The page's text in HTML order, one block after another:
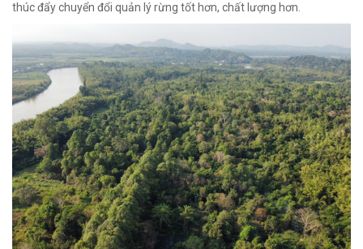
thúc đẩy chuyển đổi quản lý rừng tốt hơn, chất lượng hơn.